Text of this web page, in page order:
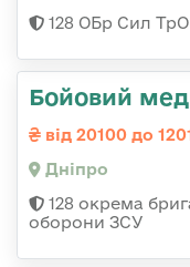
128 ОБр Сил ТрО
Бойовий
від 20100 до
Дніпро
128 окрема
оборони ЗСУ